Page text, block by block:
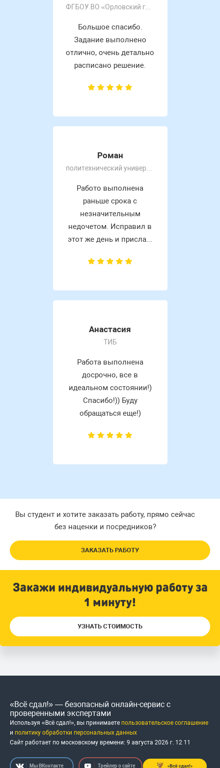
ФГБОУ ВО «Орловский государственный университет имени И.С. Тургенева»
Большое спасибо.
Задание выполнено
отлично, очень детально
расписано решение.
Роман
политехнический университет
Работо выполнена
раньше срока с
незначительным
недочетом. Исправил в
этот же день и присла...
Анастасия
ТИБ
Работа выполнена
досрочно, все в
идеальном состоянии!)
Спасибо!)) Буду
обращаться еще!)
Вы студент и хотите заказать работу, прямо сейчас
без наценки и посредников?
ЗАКАЗАТЬ РАБОТУ
Закажи индивидуальную работу за
1 минуту!
УЗНАТЬ СТОИМОСТЬ
«Всё сдал!» — безопасный онлайн-сервис с
проверенными экспертами
Используя «Всё сдал!», вы принимаете пользовательское соглашение
и политику обработки персональных данных
Сайт работает по московскому времени: 9 августа 2026 г. 12:11
Мы ВКонтакте Трейлер о сайте